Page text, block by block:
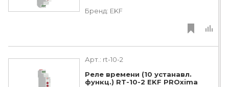
Бренд: EKF
Арт.: rt-10-2
Реле времени (10 устанавл.
функц.) RT-10-2 EKF PROxima